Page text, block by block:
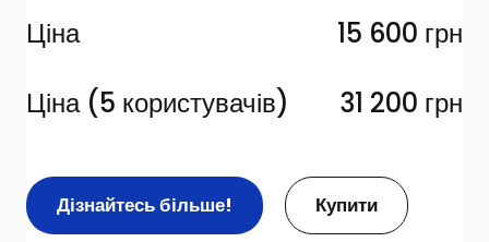
Ціна
15 600 грн
Ціна (5 користувачів)
31 200 грн
Дізнайтесь більше! Купити